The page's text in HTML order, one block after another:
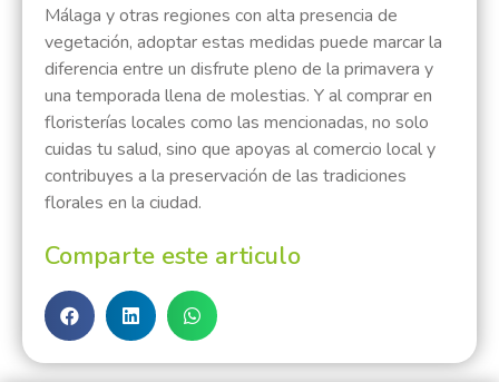
Málaga y otras regiones con alta presencia de
vegetación, adoptar estas medidas puede marcar la
diferencia entre un disfrute pleno de la primavera y
una temporada llena de molestias. Y al comprar en
floristerías locales como las mencionadas, no solo
cuidas tu salud, sino que apoyas al comercio local y
contribuyes a la preservación de las tradiciones
florales en la ciudad.
Comparte este articulo